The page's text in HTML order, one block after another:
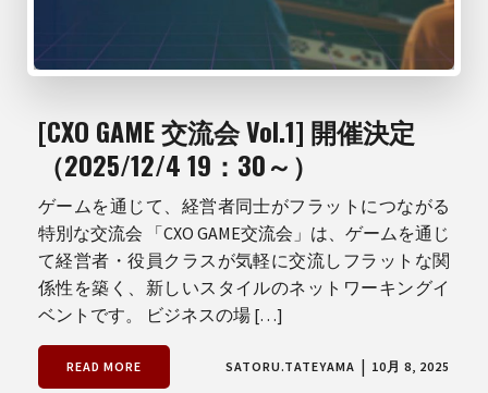
[CXO GAME 交流会 Vol.1] 開催決定
（2025/12/4 19：30～）
ゲームを通じて、経営者同士がフラットにつながる
特別な交流会 「CXO GAME交流会」は、ゲームを通じ
て経営者・役員クラスが気軽に交流しフラットな関
係性を築く、新しいスタイルのネットワーキングイ
ベントです。 ビジネスの場 […]
READ MORE SATORU.TATEYAMA | 10月 8, 2025